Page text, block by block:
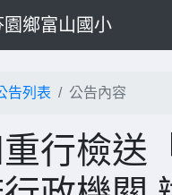
鄉富山國小
告列表 公告內容
行檢送